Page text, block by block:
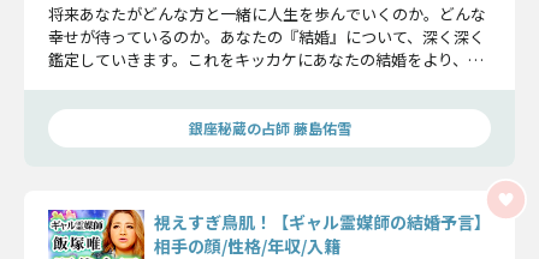
将来あなたがどんな方と一緒に人生を歩んでいくのか。どんな
幸せが待っているのか。あなたの『結婚』について、深く深く
鑑定していきます。これをキッカケにあなたの結婚をより、近
銀座秘蔵の占師 藤島佑雪
視えすぎ鳥肌！【ギャル霊媒師の結婚予言】
相手の顔/性格/年収/入籍